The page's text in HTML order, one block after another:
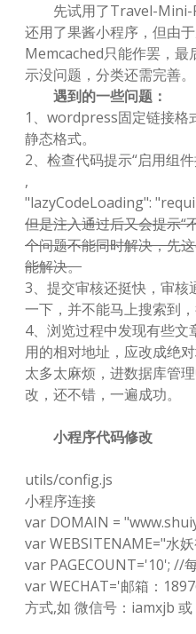
先试用了Travel-Mini-
还用了果酱小程序，但由
Memcached只能作罢，最
示没问题，分类还需完善。
遇到的一些问题：
1、wordpress固定链接格
静态格式。
2、检查代码提示“启用组
,
"lazyCodeLoading":
但是注入通过后又会提示“
个问题不能同时解决，先
能解决。
3、提交审核还挺快，审核
一下，并不能马上搜索到，
4、浏览过程中发现有些
用的相对地址，应改成绝
太多太麻烦，进数据库管
改，还不错，一遍成功。
小程序代码修改
utils/config.js
小程序连接
var DOMAIN =
var WEBSITENAME="水
var PAGECOUNT='10'; //
var WECHAT='邮箱：
方式,如 微信号：iamxjb